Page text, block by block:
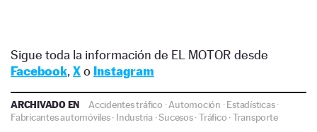
Sigue toda la información de EL MOTOR desde
Facebook, Xo Instagram
ARCHIVADO EN Accidentes tráfico ·Automoción ·Estadísticas·
Fabricantes automóviles· Industria·Sucesos·Tráfico ·Transporte